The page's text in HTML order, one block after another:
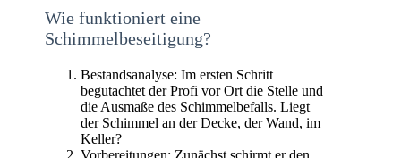
Wie funktioniert eine
Schimmelbeseitigung?
Bestandsanalyse: Im ersten Schritt
begutachtet der Profi vor Ort die Stelle und
die Ausmaße des Schimmelbefalls. Liegt
der Schimmel an der Decke, der Wand, im
Keller?